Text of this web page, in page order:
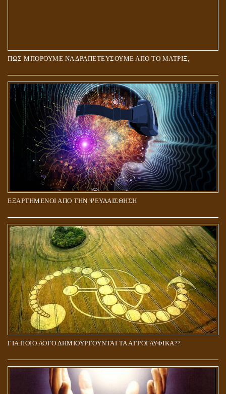
ΠΩΣ ΜΠΟΡΟΥΜΕ ΝΑ ΔΡΑΠΕΤΕΥΣΟΥΜΕ ΑΠΟ ΤΟ ΜΑΤΡΙΞ;
ΕΞΑΡΤΗΜΕΝΟΙ ΑΠΟ ΤΗΝ ΨΕΥΔΑΙΣΘΗΣΗ
ΓΙΑ ΠΟΙΟ ΛΟΓΟ ΔΗΜΙΟΥΡΓΟΥΝΤΑΙ ΤΑ ΑΓΡΟΓΛΥΦΙΚΑ??